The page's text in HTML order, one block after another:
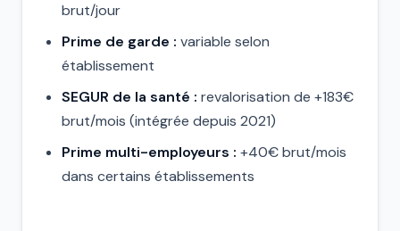
brut/jour
Prime de garde : variable selon
établissement
SEGUR de la santé : revalorisation de +183€
brut/mois (intégrée depuis 2021)
Prime multi-employeurs : +40€ brut/mois
dans certains établissements